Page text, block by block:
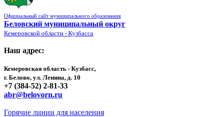
Официальный сайт муниципального образования
Беловский муниципальный округ
Кемеровской области - Кузбасса
Наш адрес:
Кемеровская область - Кузбасс,
г. Белово, ул. Ленина, д. 10
+7 (384-52) 2-81-33
abr@belovorn.ru
Горячие линии для населения